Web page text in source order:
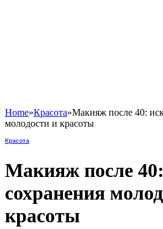
Home»Красота»Макияж после 40:
молодости и красоты
Красота
Макияж после 40:
сохранения
красоты